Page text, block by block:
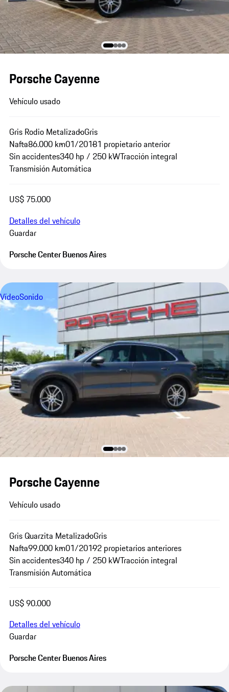
Porsche Cayenne
Vehículo usado
Gris Rodio MetalizadoGris
Nafta86.000 km01/20181 propietario anterior
Sin accidentes340 hp / 250 kWTracción integral
Transmisión Automática
US$ 75.000
Detalles del vehículo
Guardar
Porsche Center Buenos Aires
VídeoSonido
Porsche Cayenne
Vehículo usado
Gris Quarzita MetalizadoGris
Nafta99.000 km01/20192 propietarios anteriores
Sin accidentes340 hp / 250 kWTracción integral
Transmisión Automática
US$ 90.000
Detalles del vehículo
Guardar
Porsche Center Buenos Aires